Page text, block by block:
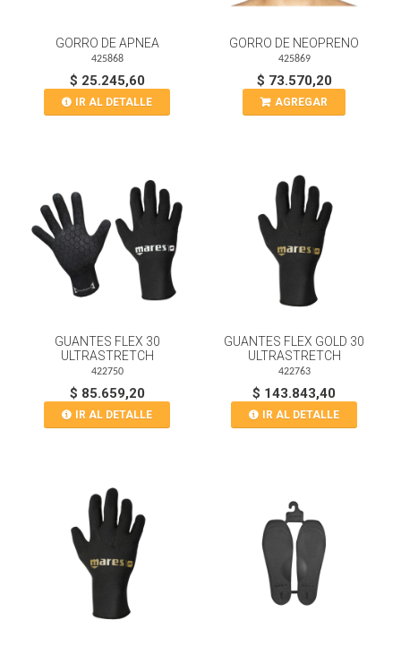
GORRO DE APNEA
425868
$ 25.245,60
IR AL DETALLE
GORRO DE NEOPRENO
425869
$ 73.570,20
AGREGAR
GUANTES FLEX 30
ULTRASTRETCH
422750
$ 85.659,20
IR AL DETALLE
GUANTES FLEX GOLD 30
ULTRASTRETCH
422763
$ 143.843,40
IR AL DETALLE